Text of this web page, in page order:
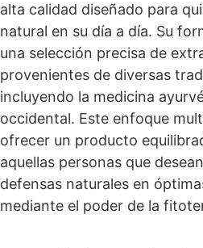
alta calidad diseñado para
natural en su día a día. Su
una selección precisa de
provenientes de diversas
incluyendo la medicina
occidental. Este enfoque
ofrecer un producto
aquellas personas que
defensas naturales en
mediante el poder de la